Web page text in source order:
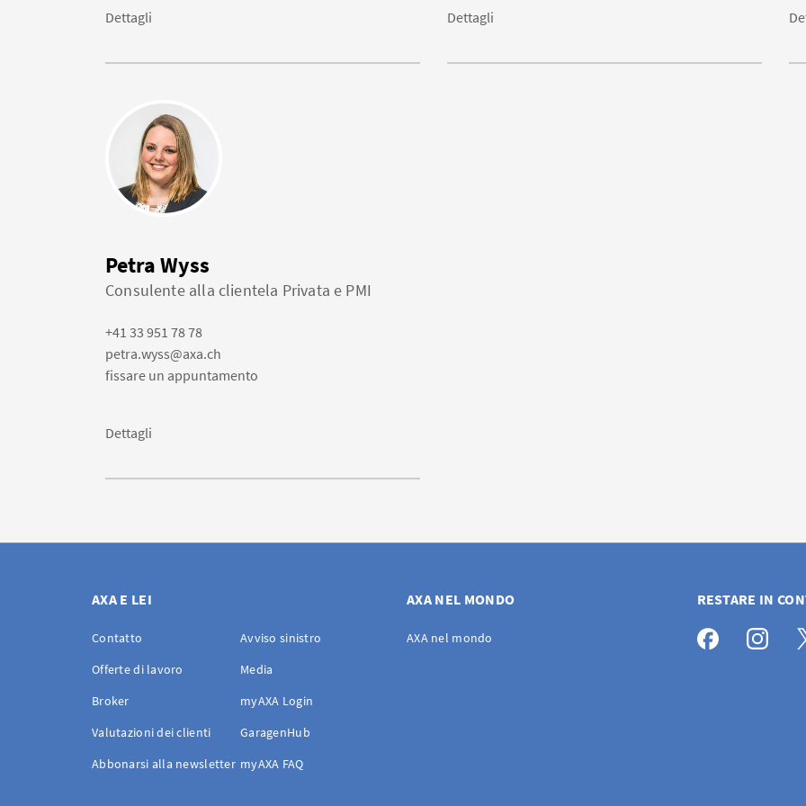
Dettagli Dettagli
Petra Wyss
Consulente alla clientela Privata e PMI
+41 33 951 78 78
petra.wyss@axa.ch
fissare un appuntamento
Dettagli
AXA E LEI
Contatto
Avviso sinistro
Offerte di lavoro
Media
Broker
myAXA Login
Valutazioni dei clienti
GaragenHub
Abbonarsi alla newsletter myAXA FAQ
AXA NEL MONDO
AXA nel mondo
RESTARE IN